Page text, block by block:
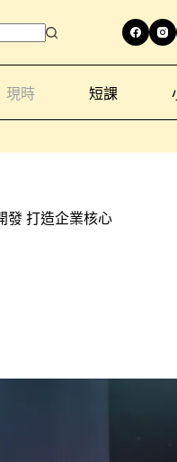
現時 短課
發 打造企業核心